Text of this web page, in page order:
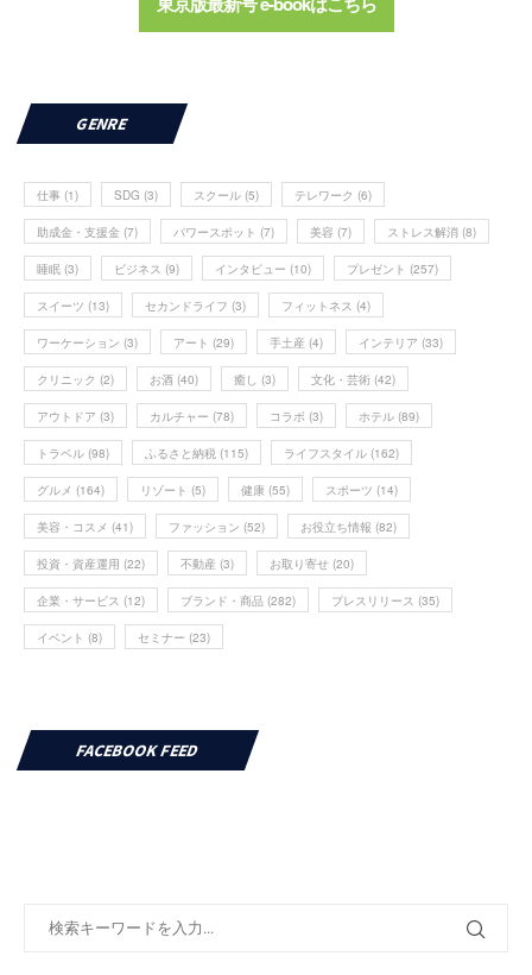
GENRE
仕事 (1) SDG (3) スクール (5) テレワーク (6)
助成金・支援金 (7) パワースポット (7) 美容 (7) ストレス解消 (8)
睡眠 (3) ビジネス (9) インタビュー (10) プレゼント (257)
スイーツ (13) セカンドライフ (3) フィットネス (4)
ワーケーション (3) アート (29) 手土産 (4) インテリア (33)
クリニック (2) お酒 (40) 癒し (3) 文化・芸術 (42)
アウトドア (3) カルチャー (78) コラボ (3) ホテル (89)
トラベル (98) ふるさと納税 (115) ライフスタイル (162)
グルメ (164) リゾート (5) 健康 (55) スポーツ (14)
美容・コスメ (41) ファッション (52) お役立ち情報 (82)
投資・資産運用 (22) 不動産 (3) お取り寄せ (20)
企業・サービス (12) ブランド・商品 (282) プレスリリース (35)
イベント (8) セミナー (23)
FACEBOOK FEED